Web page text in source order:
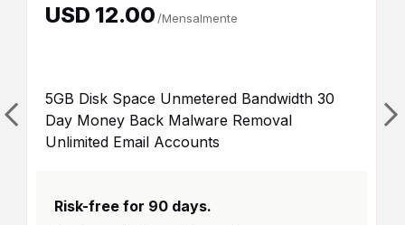
USD 12.00 /Mensalmente
5GB Disk Space Unmetered Bandwidth 30
Day Money Back Malware Removal
Unlimited Email Accounts
Risk-free for 90 days.